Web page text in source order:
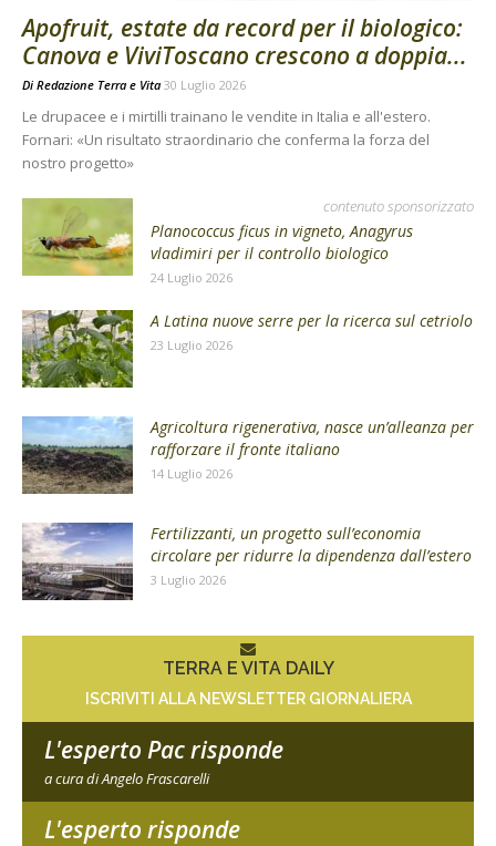
Apofruit, estate da record per il biologico:
Canova e ViviToscano crescono a doppia...
Di Redazione Terra e Vita 30 Luglio 2026
Le drupacee e i mirtilli trainano le vendite in Italia e all'estero.
Fornari: «Un risultato straordinario che conferma la forza del
nostro progetto»
contenuto sponsorizzato
Planococcus ficus in vigneto, Anagyrus
vladimiri per il controllo biologico
24 Luglio 2026
A Latina nuove serre per la ricerca sul cetriolo
23 Luglio 2026
Agricoltura rigenerativa, nasce un’alleanza per
rafforzare il fronte italiano
14 Luglio 2026
Fertilizzanti, un progetto sull’economia
circolare per ridurre la dipendenza dall’estero
3 Luglio 2026
TERRA E VITA DAILY
ISCRIVITI ALLA NEWSLETTER GIORNALIERA
L'esperto Pac risponde
a cura di Angelo Frascarelli
L'esperto risponde